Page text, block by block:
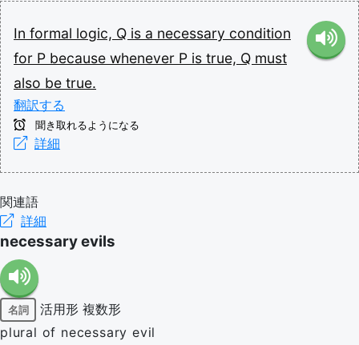
In formal logic, Q is a necessary condition
for P because whenever P is true, Q must
also be true.
翻訳する
聞き取れるようになる
詳細
関連語
詳細
necessary evils
名詞 活用形 複数形
plural of necessary evil